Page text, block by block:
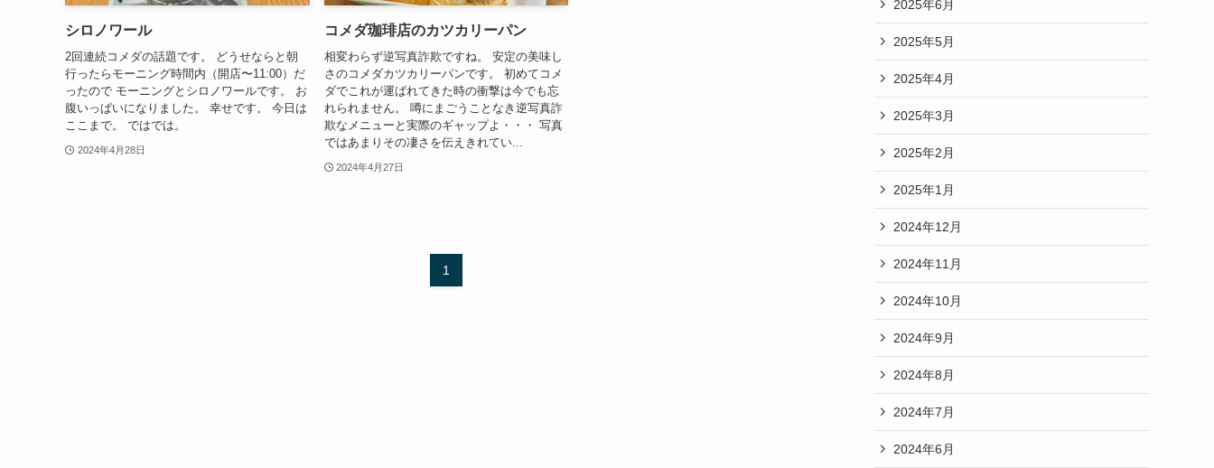
シロノワール
2回連続コメダの話題です。 どうせならと朝
行ったらモーニング時間内（開店〜11:00）だ
ったので モーニングとシロノワールです。 お
腹いっぱいになりました。 幸せです。 今日は
ここまで。 ではでは。
2024年4月28日
コメダ珈琲店のカツカリーパン
相変わらず逆写真詐欺ですね。 安定の美味し
さのコメダカツカリーパンです。 初めてコメ
ダでこれが運ばれてきた時の衝撃は今でも忘
れられません。 噂にまごうことなき逆写真詐
欺なメニューと実際のギャップよ・・・ 写真
ではあまりその凄さを伝えきれてい...
2024年4月27日
1
2025年6月
2025年5月
2025年4月
2025年3月
2025年2月
2025年1月
2024年12月
2024年11月
2024年10月
2024年9月
2024年8月
2024年7月
2024年6月